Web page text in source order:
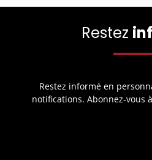
Restez
Restez informé en
notifications. Abonnez-vous